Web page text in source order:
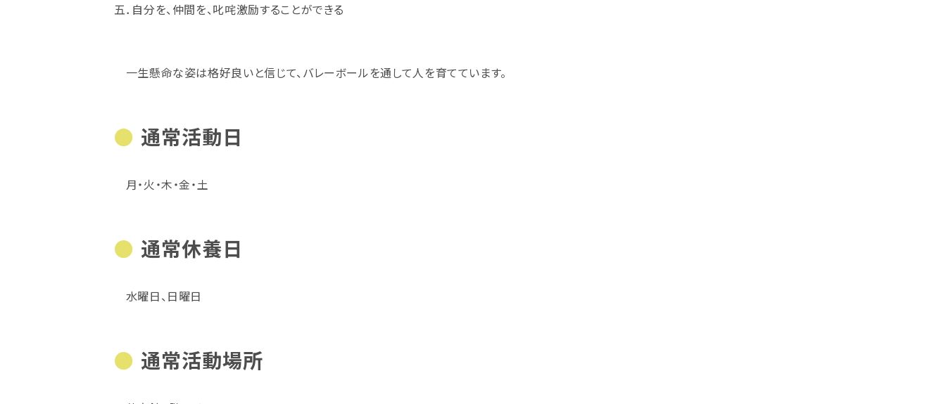
五．自分を、仲間を、叱咤激励することができる
一生懸命な姿は格好良いと信じて、バレーボールを通して人を育てています。
通常活動日
月・火・木・金・土
通常休養日
水曜日、日曜日
通常活動場所